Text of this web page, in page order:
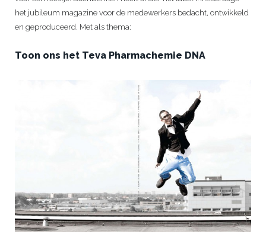
het jubileum magazine voor de medewerkers bedacht, ontwikkeld
en geproduceerd. Met als thema:
Toon ons het Teva Pharmachemie DNA